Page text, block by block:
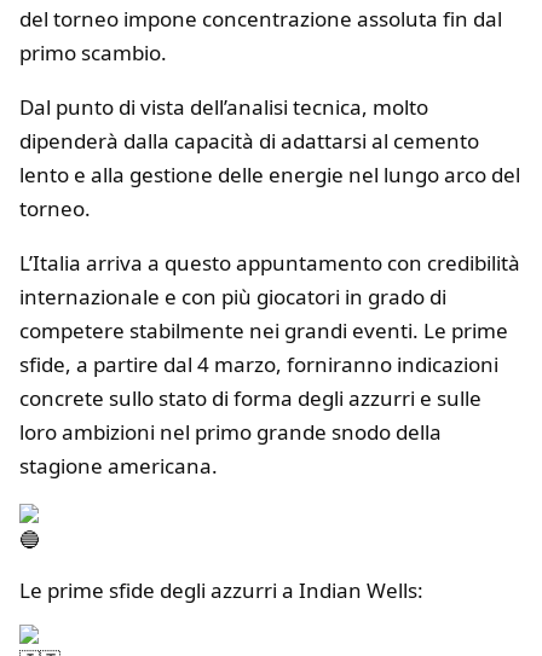
del torneo impone concentrazione assoluta fin dal
primo scambio.
Dal punto di vista dell’analisi tecnica, molto
dipenderà dalla capacità di adattarsi al cemento
lento e alla gestione delle energie nel lungo arco del
torneo.
L’Italia arriva a questo appuntamento con credibilità
internazionale e con più giocatori in grado di
competere stabilmente nei grandi eventi. Le prime
sfide, a partire dal 4 marzo, forniranno indicazioni
concrete sullo stato di forma degli azzurri e sulle
loro ambizioni nel primo grande snodo della
stagione americana.
Le prime sfide degli azzurri a Indian Wells: